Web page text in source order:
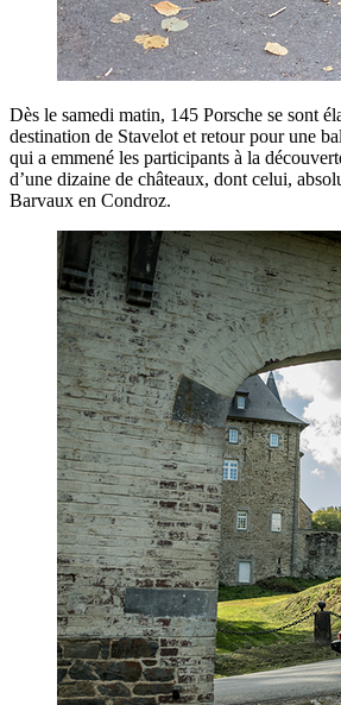
Dès le samedi matin, 145 Porsche se sont
destination de Stavelot et retour pour une
qui a emmené les participants à la
d’une dizaine de châteaux, dont celui,
Barvaux en Condroz.